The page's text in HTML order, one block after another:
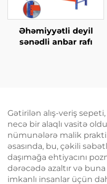
Əhəmiyyətli deyil
sənədli anbar rafı
Gətirilən alış-veriş
necə bir alaqlı vasitə
nümunələrə malik
əsasında, bu, çəkili
daşımağa ehtiyacını
dərəcədə azaltır və
imkanlı insanlar üçün